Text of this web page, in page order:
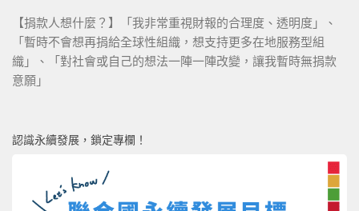
【捐款人想什麼？】「我非常重視財報的合理度、透明度」、
「暫時不會想再捐給全球性組織，想支持更多在地服務型組
織」、「對社會或自己的想法一陣一陣改變，讓我暫時無捐款
意願」
認識永續發展，鎖定專欄！